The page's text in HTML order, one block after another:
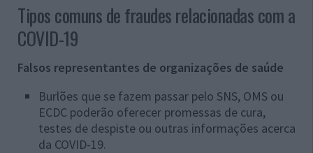
Tipos comuns de fraudes relacionadas com a
COVID-19
Falsos representantes de organizações de saúde
Burlões que se fazem passar pelo SNS, OMS ou
ECDC poderão oferecer promessas de cura,
testes de despiste ou outras informações acerca
da COVID-19.